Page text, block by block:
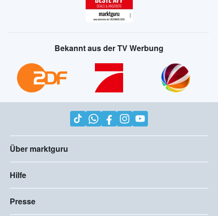
Bekannt aus der TV Werbung
Über marktguru
Hilfe
Presse